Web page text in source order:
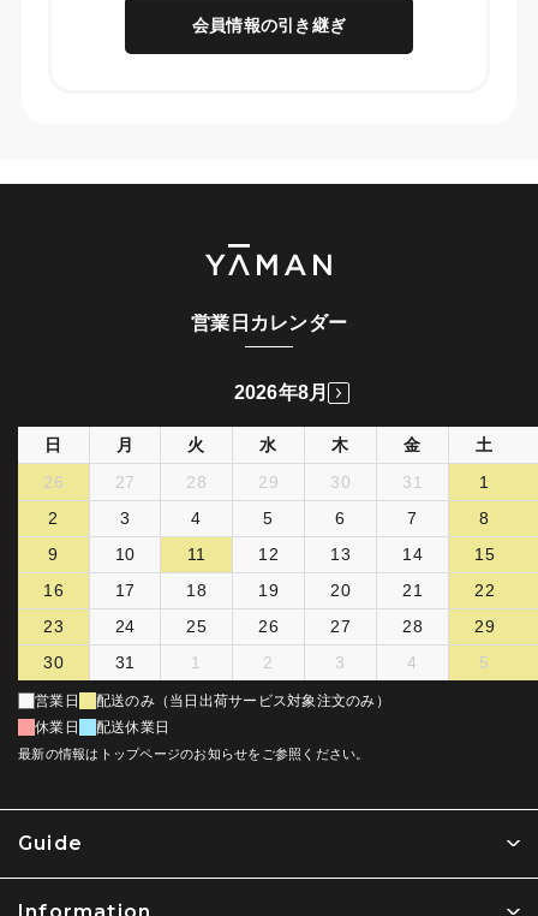
会員情報の引き継ぎ
Guide
Information
営業日カレンダー
2026年8月
日 月 火 水 木 金
土
26
27 28 29 30 31
1
2
3 4 5 6 7
8
9
10 11 12 13 14
15
16
17 18 19 20 21
22
23
24 25 26 27 28
29
30
31 1 2 3 4 5
営業日
配送のみ（当日出荷サービス対象注文のみ）
休業日
配送休業日
最新の情報はトップページのお知らせをご参照ください。